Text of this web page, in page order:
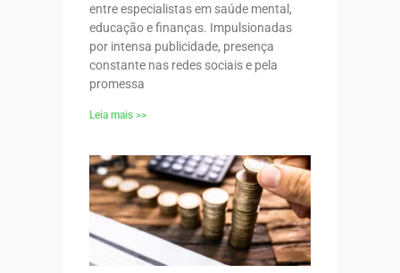
entre especialistas em saúde mental,
educação e finanças. Impulsionadas
por intensa publicidade, presença
constante nas redes sociais e pela
promessa
Leia mais >>